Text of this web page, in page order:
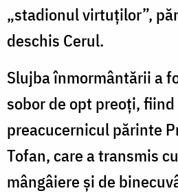
„stadionul virtuţilor”,
deschis Cerul.
Slujba înmormântării a
sobor de opt preoți,
preacucernicul părinte
Tofan, care a transmis
mângâiere și de